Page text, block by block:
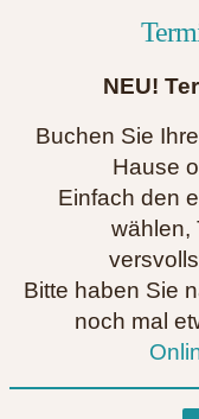
NEU!
Buchen Sie
Hause
Einfach den
wählen,
Bitte haben Sie
noch mal